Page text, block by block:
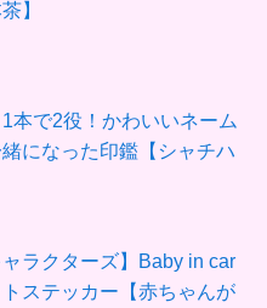
】
1本で2役！かわいいネーム
になった印鑑【シャチハ
ャラクターズ】Baby in car
ステッカー【赤ちゃんが